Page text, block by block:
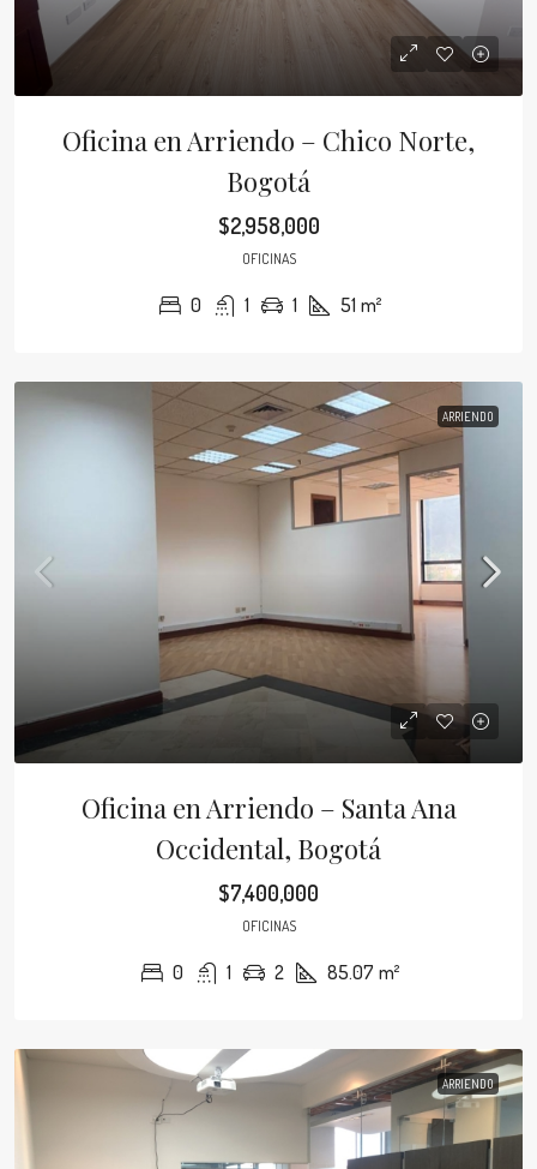
Oficina en Arriendo – Chico Norte,
Bogotá
$2,958,000
OFICINAS
0 1 1 51 m²
ARRIENDO
Oficina en Arriendo – Santa Ana
Occidental, Bogotá
$7,400,000
OFICINAS
0 1 2 85.07 m²
ARRIENDO